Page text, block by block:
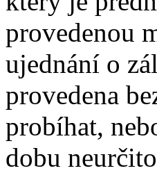
provedenou
ujednání o
provedena
probíhat,
dobu